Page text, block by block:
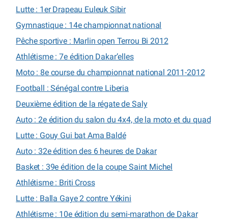
Lutte : 1er Drapeau Euleuk Sibir
Gymnastique : 14e championnat national
Pêche sportive : Marlin open Terrou Bi 2012
Athlétisme : 7e édition Dakar’elles
Moto : 8e course du championnat national 2011-2012
Football : Sénégal contre Liberia
Deuxième édition de la régate de Saly
Auto : 2e édition du salon du 4x4, de la moto et du quad
Lutte : Gouy Gui bat Ama Baldé
Auto : 32e édition des 6 heures de Dakar
Basket : 39e édition de la coupe Saint Michel
Athlétisme : Briti Cross
Lutte : Balla Gaye 2 contre Yékini
Athlétisme : 10e édition du semi-marathon de Dakar